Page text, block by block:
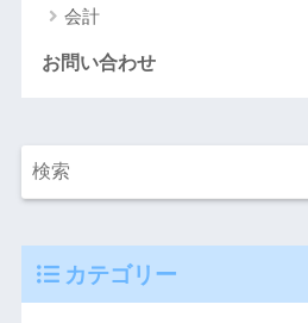
会計
お問い合わせ
カテゴリー